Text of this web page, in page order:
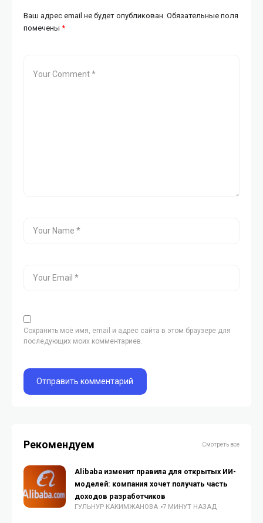
Ваш адрес email не будет опубликован. Обязательные поля
помечены *
Сохранить моё имя, email и адрес сайта в этом браузере для
последующих моих комментариев.
Рекомендуем Смотреть все
Alibaba изменит правила для открытых ИИ-
моделей: компания хочет получать часть
доходов разработчиков
ГУЛЬНУР КАКИМЖАНОВА 7 МИНУТ НАЗАД